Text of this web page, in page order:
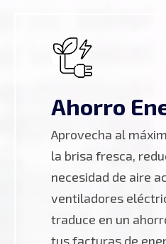
Ahorro
Aprovecha al
la brisa fresca,
necesidad de aire
ventiladores
traduce en un
tus facturas de